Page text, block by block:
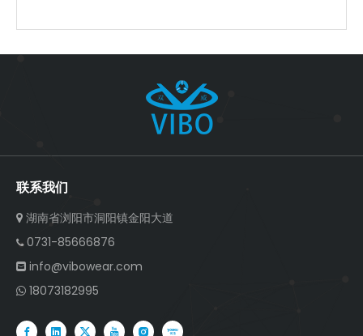
联系我们
 湖南省浏阳市洞阳镇金阳大道
0731-85666876
 info@vibowear.com
 18073182995